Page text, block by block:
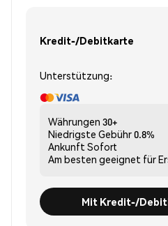
Kredit-/Debitkarte
Unterstützung:
Währungen 30+
Niedrigste Gebühr0.8%
Ankunft Sofort
Am besten geeignet für
Mit Kredit-/